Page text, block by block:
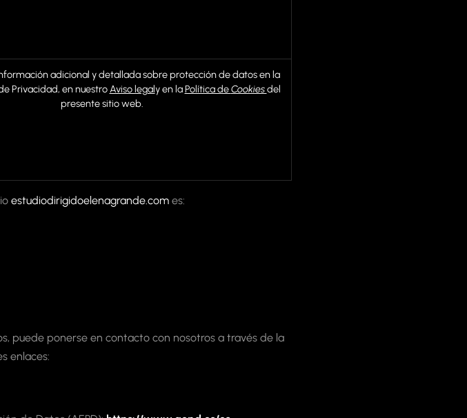
adicional y detallada sobre protección de datos en la
Privacidad, en nuestroAviso legaly en laPolítica deCookiesdel
presente sitio web.
estudiodirigidoelenagrande.com es:
puede ponerse en contacto con nosotros a través de la
enlaces: